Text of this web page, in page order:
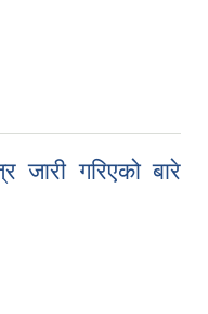
जारी गरिएको बारे